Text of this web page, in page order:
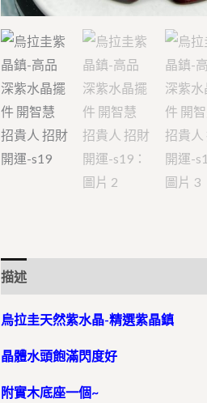
描述
烏拉圭天然紫水晶-精選紫晶鎮
晶體水頭飽滿閃度好
附實木底座一個~